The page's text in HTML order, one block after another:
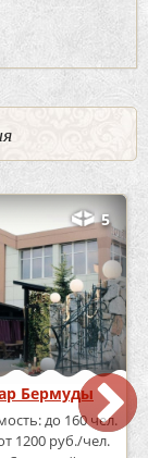
5
Бермуды
до 160 чел.
1200 руб./чел.